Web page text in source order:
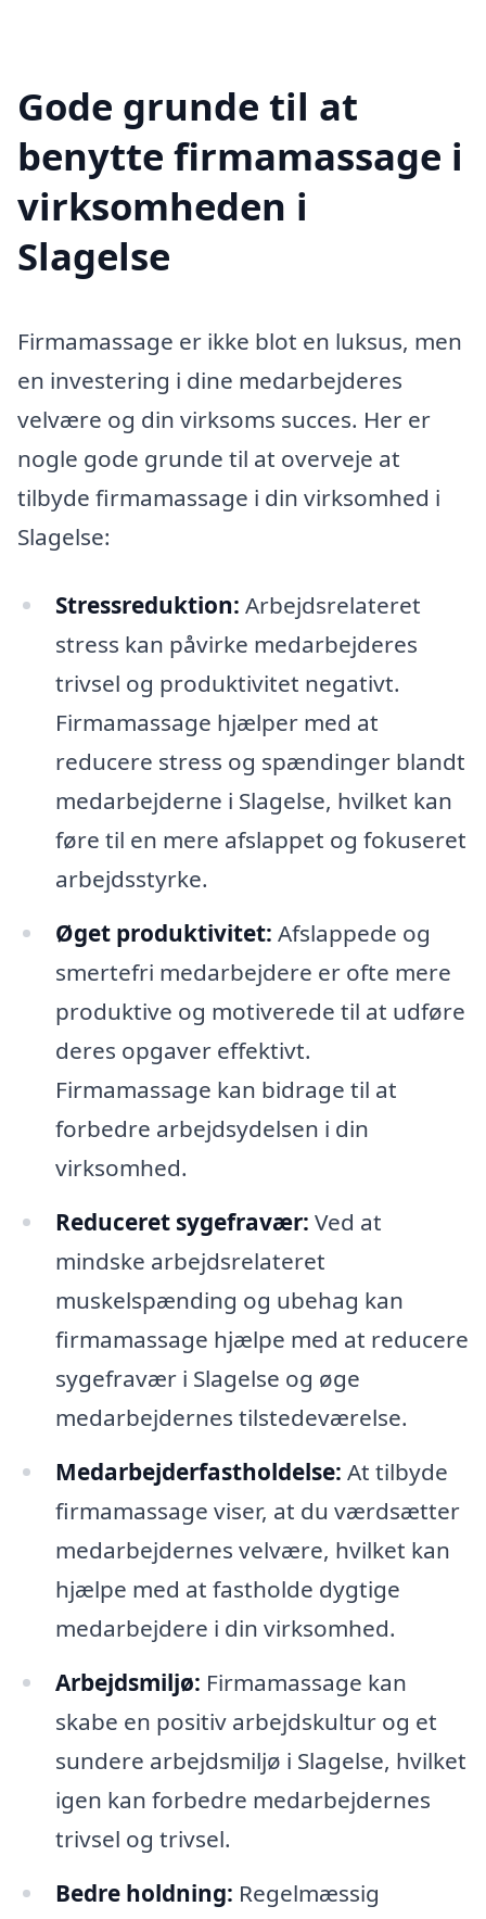
Gode grunde til at
benytte firmamassage i
virksomheden i
Slagelse
Firmamassage er ikke blot en luksus, men
en investering i dine medarbejderes
velvære og din virksoms succes. Her er
nogle gode grunde til at overveje at
tilbyde firmamassage i din virksomhed i
Slagelse:
Stressreduktion: Arbejdsrelateret
stress kan påvirke medarbejderes
trivsel og produktivitet negativt.
Firmamassage hjælper med at
reducere stress og spændinger blandt
medarbejderne i Slagelse, hvilket kan
føre til en mere afslappet og fokuseret
arbejdsstyrke.
Øget produktivitet: Afslappede og
smertefri medarbejdere er ofte mere
produktive og motiverede til at udføre
deres opgaver effektivt.
Firmamassage kan bidrage til at
forbedre arbejdsydelsen i din
virksomhed.
Reduceret sygefravær: Ved at
mindske arbejdsrelateret
muskelspænding og ubehag kan
firmamassage hjælpe med at reducere
sygefravær i Slagelse og øge
medarbejdernes tilstedeværelse.
Medarbejderfastholdelse: At tilbyde
firmamassage viser, at du værdsætter
medarbejdernes velvære, hvilket kan
hjælpe med at fastholde dygtige
medarbejdere i din virksomhed.
Arbejdsmiljø: Firmamassage kan
skabe en positiv arbejdskultur og et
sundere arbejdsmiljø i Slagelse, hvilket
igen kan forbedre medarbejdernes
trivsel og trivsel.
Bedre holdning: Regelmæssig